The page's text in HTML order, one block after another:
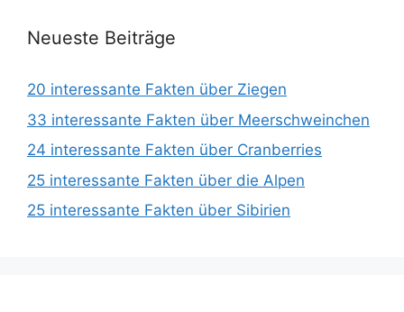
Neueste Beiträge
20 interessante Fakten über Ziegen
33 interessante Fakten über Meerschweinchen
24 interessante Fakten über Cranberries
25 interessante Fakten über die Alpen
25 interessante Fakten über Sibirien